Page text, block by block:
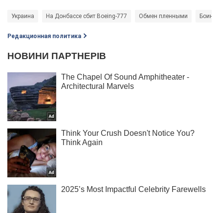
Украина На Донбассе сбит Boeing-777 Обмен пленными Боинг
Редакционная политика